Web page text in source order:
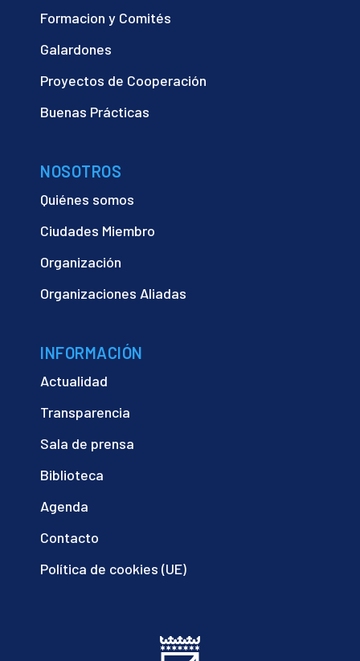
Formacion y Comités
Galardones
Proyectos de Cooperación
Buenas Prácticas
NOSOTROS
Quiénes somos
Ciudades Miembro
Organización
Organizaciones Aliadas
INFORMACIÓN
Actualidad
Transparencia
Sala de prensa
Biblioteca
Agenda
Contacto
Política de cookies (UE)